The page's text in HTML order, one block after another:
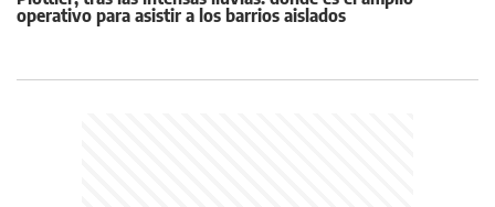
operativo para asistir a los barrios aislados